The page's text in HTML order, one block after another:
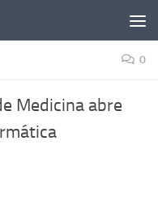
0
Medicina abre